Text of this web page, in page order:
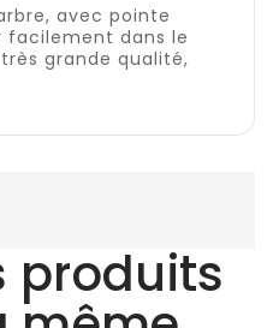
avec pointe
dans le
grande qualité,
produits